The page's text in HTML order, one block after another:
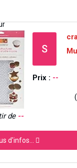
S
Prix : --
de --
d'infos...